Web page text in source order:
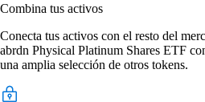
Combina tus activos
Conecta tus activos con el resto del
abrdn Physical Platinum Shares ETF
una amplia selección de otros tokens.